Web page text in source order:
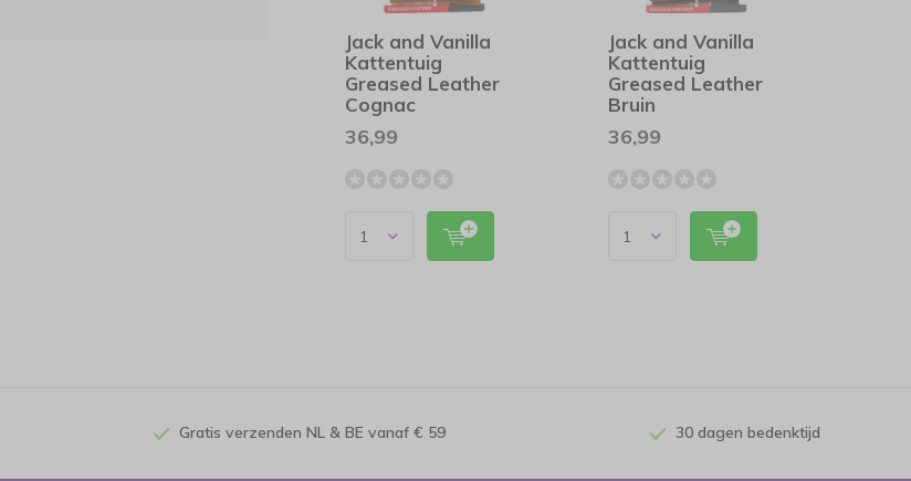
Jack and Vanilla
Kattentuig
Greased Leather
Cognac
36,99
Jack and Vanilla
Kattentuig
Greased Leather
Bruin
36,99
Gratis verzenden NL & BE vanaf € 59 30 dagen bedenktijd